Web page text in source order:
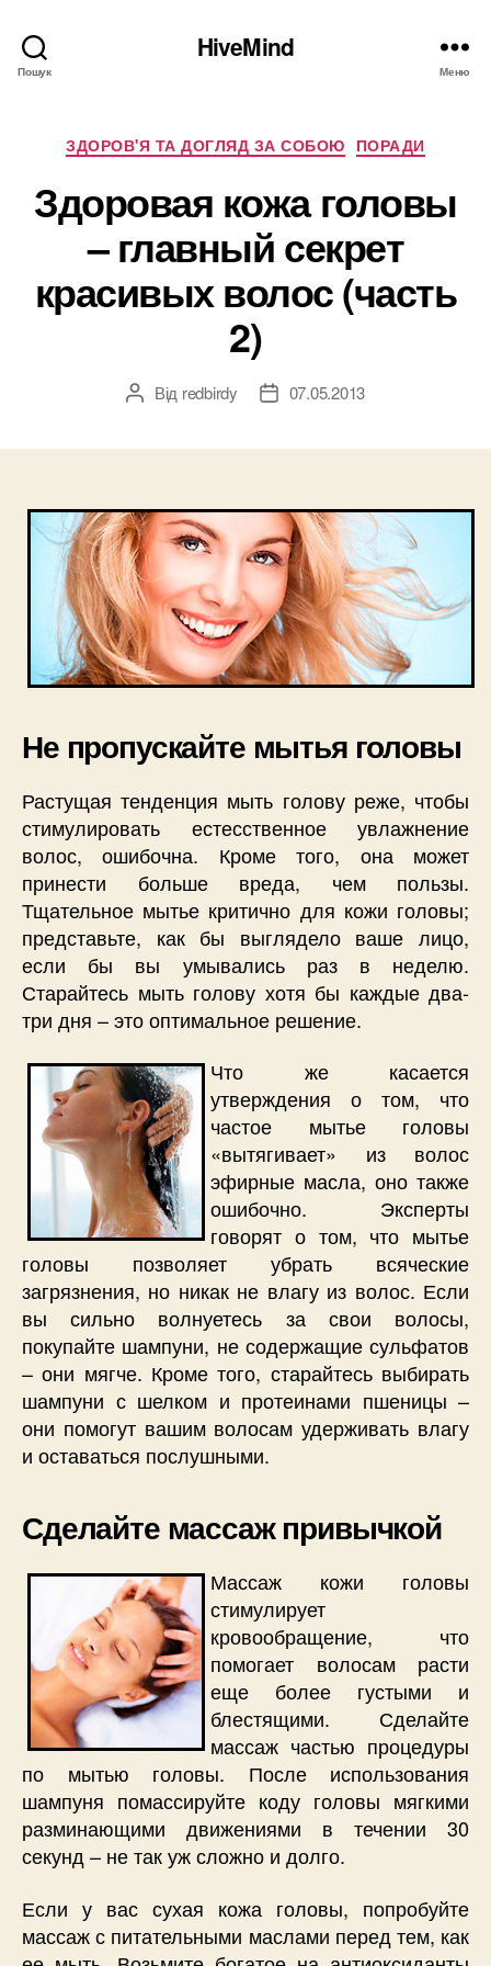
Пошук
HiveMind
Меню
Категорії
ЗДОРОВ'Я ТА ДОГЛЯД ЗА СОБОЮ ПОРАДИ
Здоровая кожа головы
– главный секрет
красивых волос (часть
2)
Автор
Від redbirdy
Дата07.05.2013
Не пропускайте мытья головы
Растущая тенденция мыть голову реже, чтобы
стимулировать естесственное увлажнение
волос, ошибочна. Кроме того, она может
принести больше вреда, чем пользы.
Тщательное мытье критично для кожи головы;
представьте, как бы выглядело ваше лицо,
если бы вы умывались раз в неделю.
Старайтесь мыть голову хотя бы каждые два-
три дня – это оптимальное решение.
Что же касается
утверждения о том, что
частое мытье головы
«вытягивает» из волос
эфирные масла, оно также
ошибочно. Эксперты
говорят о том, что мытье
головы позволяет убрать всяческие
загрязнения, но никак не влагу из волос. Если
вы сильно волнуетесь за свои волосы,
покупайте шампуни, не содержащие сульфатов
– они мягче. Кроме того, старайтесь выбирать
шампуни с шелком и протеинами пшеницы –
они помогут вашим волосам удерживать влагу
и оставаться послушными.
Сделайте массаж привычкой
Массаж кожи головы
стимулирует
кровообращение, что
помогает волосам расти
еще более густыми и
блестящими. Сделайте
массаж частью процедуры
по мытью головы. После использования
шампуня помассируйте коду головы мягкими
разминающими движениями в течении 30
секунд – не так уж сложно и долго.
Если у вас сухая кожа головы, попробуйте
массаж с питательными маслами перед тем, как